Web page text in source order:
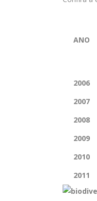
ANO
2006
2007
2008
2009
2010
2011